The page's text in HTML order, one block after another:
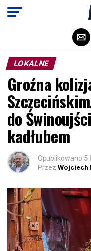
LOKALNE
Groźna
do
kadłubem
Opublikowano 5
Przez Wojciech